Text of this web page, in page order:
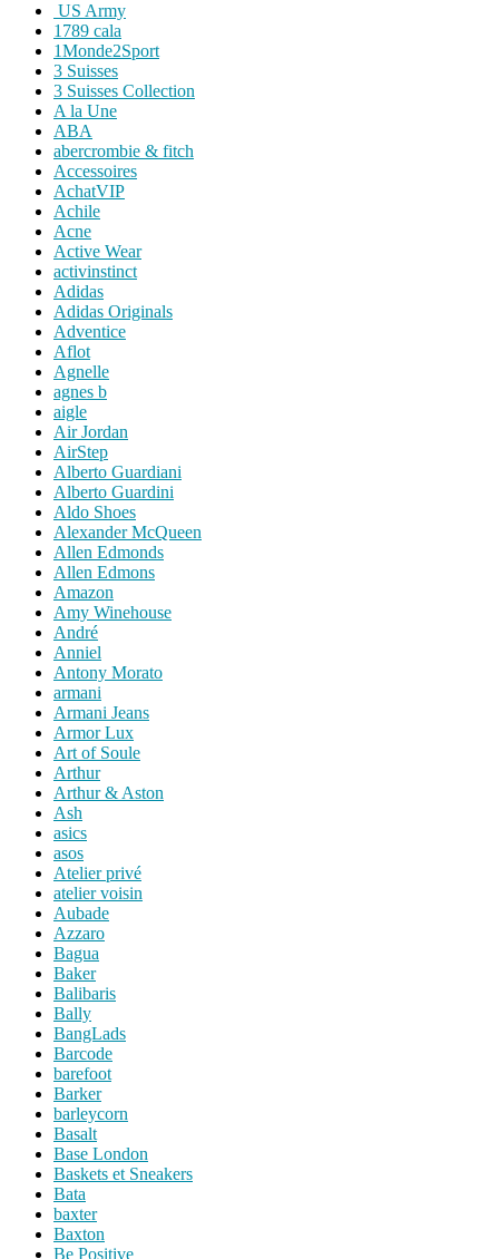
US Army
1789 cala
1Monde2Sport
3 Suisses
3 Suisses Collection
A la Une
ABA
abercrombie & fitch
Accessoires
AchatVIP
Achile
Acne
Active Wear
activinstinct
Adidas
Adidas Originals
Adventice
Aflot
Agnelle
agnes b
aigle
Air Jordan
AirStep
Alberto Guardiani
Alberto Guardini
Aldo Shoes
Alexander McQueen
Allen Edmonds
Allen Edmons
Amazon
Amy Winehouse
André
Anniel
Antony Morato
armani
Armani Jeans
Armor Lux
Art of Soule
Arthur
Arthur & Aston
Ash
asics
asos
Atelier privé
atelier voisin
Aubade
Azzaro
Bagua
Baker
Balibaris
Bally
BangLads
Barcode
barefoot
Barker
barleycorn
Basalt
Base London
Baskets et Sneakers
Bata
baxter
Baxton
Be Positive